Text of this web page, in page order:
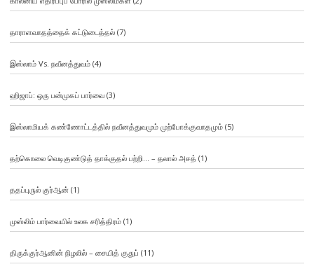
தாராளவாதத்தைக் கட்டுடைத்தல்(7)
இஸ்லாம் Vs. நவீனத்துவம்(4)
ஹிஜாப்: ஒரு பன்முகப் பார்வை(3)
இஸ்லாமியக் கண்ணோட்டத்தில் நவீனத்துவமும் முற்போக்குவாதமும்(5)
தற்கொலை வெடிகுண்டுத் தாக்குதல் பற்றி… – தலால் அசத் (1)
ததப்புருல் குர்ஆன் (1)
முஸ்லிம் பார்வையில் உலக சரித்திரம்(1)
திருக்குர்ஆனின் நிழலில் – சையித் குதுப் (11)